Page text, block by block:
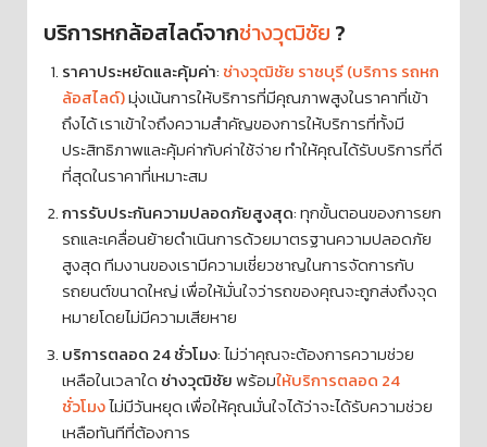
บริการหกล้อสไลด์จากช่างวุฒิชัย ?
ราคาประหยัดและคุ้มค่า: ช่างวุฒิชัย ราชบุรี (บริการ รถหก
ล้อสไลด์)มุ่งเน้นการให้บริการที่มีคุณภาพสูงในราคาที่เข้า
ถึงได้ เราเข้าใจถึงความสำคัญของการให้บริการที่ทั้งมี
ประสิทธิภาพและคุ้มค่ากับค่าใช้จ่าย ทำให้คุณได้รับบริการที่ดี
ที่สุดในราคาที่เหมาะสม
การรับประกันความปลอดภัยสูงสุด: ทุกขั้นตอนของการยก
รถและเคลื่อนย้ายดำเนินการด้วยมาตรฐานความปลอดภัย
สูงสุด ทีมงานของเรามีความเชี่ยวชาญในการจัดการกับ
รถยนต์ขนาดใหญ่ เพื่อให้มั่นใจว่ารถของคุณจะถูกส่งถึงจุด
หมายโดยไม่มีความเสียหาย
บริการตลอด 24 ชั่วโมง: ไม่ว่าคุณจะต้องการความช่วย
เหลือในเวลาใด ช่างวุฒิชัยพร้อมให้บริการตลอด 24
ชั่วโมงไม่มีวันหยุด เพื่อให้คุณมั่นใจได้ว่าจะได้รับความช่วย
เหลือทันทีที่ต้องการ